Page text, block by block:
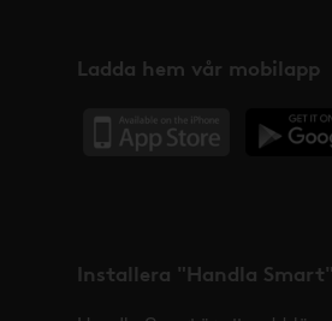
Ladda hem vår mobilapp
Installera "Handla Smart"